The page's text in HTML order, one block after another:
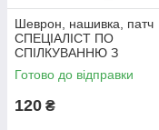
Шеврон, нашивка, патч
СПЕЦІАЛІСТ ПО
СПІЛКУВАННЮ З
ДОВБО@БАМИ з
Готово до відправки
120 ₴